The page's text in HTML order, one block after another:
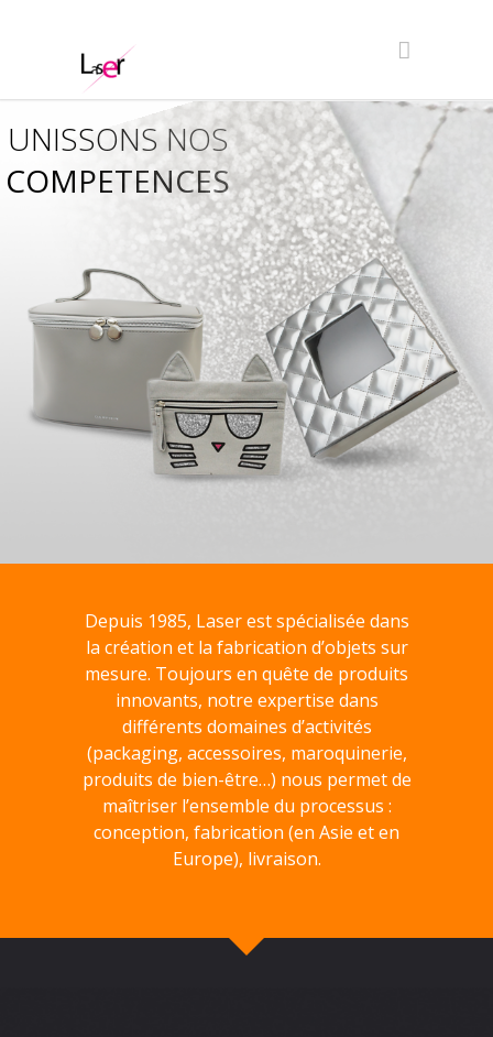
COMPETENCES
UNISSONS NOS
Depuis 1985, Laser est spécialisée dans
la création et la fabrication d’objets sur
mesure. Toujours en quête de produits
innovants, notre expertise dans
différents domaines d’activités
(packaging, accessoires, maroquinerie,
produits de bien-être…) nous permet de
maîtriser l’ensemble du processus :
conception, fabrication (en Asie et en
Europe), livraison.